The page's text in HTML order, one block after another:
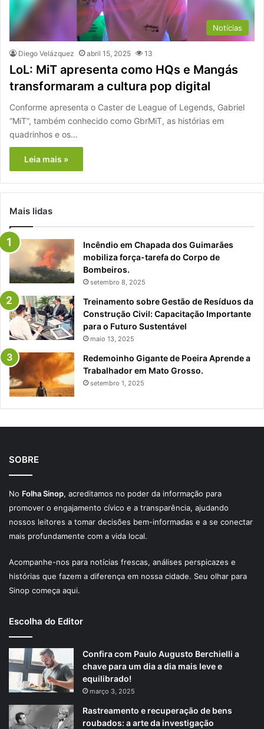
Notícias
Diego Velázquez abril 15, 2025 13
LoL: MiT apresenta como HQs e Mangás
transformaram a cultura pop digital
Conforme apresenta o Caster de League of Legends, Gabriel
“MiT”, também conhecido como GbrMiT, as histórias em
quadrinhos e os…
Leia mais »
Mais lidas
Incêndio em Chapada dos Guimarães
mobiliza força-tarefa do Corpo de
Bombeiros.
setembro 8, 2025
Treinamento sobre Gestão de Resíduos da
Construção Civil: Capacitação Importante
para o Futuro Sustentável
maio 13, 2025
Redemoinho Gigante de Poeira Aprende a
Trabalhador em Mato Grosso.
setembro 1, 2025
SOBRE
No Folha Sinop, acreditamos no poder da informação para
promover o engajamento cívico e a transparência, ajudando
nossos leitores a tomar decisões bem-informadas e a se conectar
mais profundamente com a vida local.
Acompanhe-nos para notícias frescas, análises perspicazes e
histórias que fazem a diferença em nossa cidade. Seu olhar para
Sinop começa aqui.
Escolha do Editor
Confira com Paulo Augusto Berchielli a
chave para um dia a dia mais leve e
equilibrado!
março 3, 2025
Rastreamento e recuperação de bens
roubados: a arte da investigação